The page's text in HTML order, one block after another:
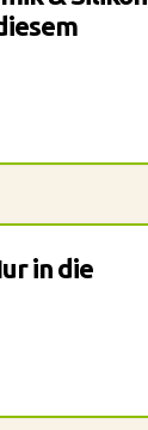
in die